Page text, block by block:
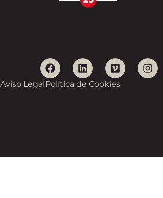
Aviso LegalPolítica de Cookies